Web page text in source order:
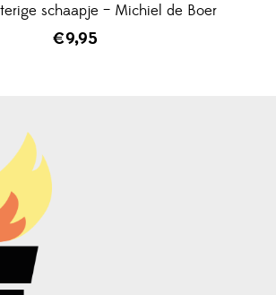
schaapje – Michiel de Boer
€9,95